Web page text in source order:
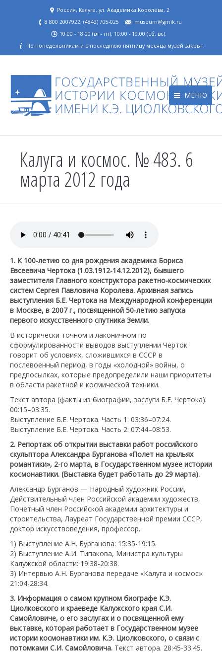
Россия, Калуга, ул. Академика Королёва, 2
8 800 2007922, (4842) 705-025
museum@gmik.ru
10:00 - 18:00 (вт - пт), 10:00 - 19:00 (сб, вс).
По понедельникам и в последнюю пятницу месяца музей закрыт.
МЕНЮ
Калуга и космос. № 483. 6
марта 2012 года
1. К 100-летию со дня рождения академика Бориса
Евсеевича Чертока (1.03.1912-14.12.2012), бывшего
заместителя Главного конструктора ракетно-космических
систем Сергея Павловича Королева. Архивная запись
выступления Б.Е. Чертока на Международной конференции
в Москве, в 2007 г., посвященной 50-летию запуска
первого искусственного спутника Земли.
В исторически точном и лаконичном по
сформулированности выводов выступлении Черток
говорит об условиях, сложившихся в СССР в
послевоенный период, в годы «холодной» войны, о
предпосылках, которые предопределили наши приоритеты
в области ракетной и космической техники.
Текст автора (факты из биографии, заслуги Б.Е. Чертока):
00:15–03:35.
Выступление Б.Е. Чертока. Часть 1: 03:36–07:24.
Выступление Б.Е. Чертока. Часть 2: 07:44–08:53.
2. Репортаж об открытии выставки работ российского
скульптора Александра Бурганова «Полет на крыльях
романтики», 2-го марта, в Государственном музее истории
космонавтики. (Выставка будет работать до 29 марта).
Александр Бурганов — Народный художник России,
Действительный член Российской академии художеств,
Почетный член Российской академии архитектуры и
строительства, Лауреат Государственной премии СССР,
доктор искусствоведения, профессор.
1) Выступление А.Н. Бурганова: 15:35-19:15.
2) Выступление А.И. Типакова, Министра культуры
Калужской области: 19:38-20:38.
3) Интервью А.Н. Бурганова передаче «Калуга и космос»:
21:04-28:34.
3. Информация о самом крупном биографе К.Э.
Циолковского и краеведе Калужского края С.И.
Самойловиче, о его заслугах и о посвященной ему
выставке, которая работает в Государственном музее
истории космонавтики им. К.Э. Циолковского, о связи с
потомками С.И. Самойловича. Текст автора. 28:45-33:45.